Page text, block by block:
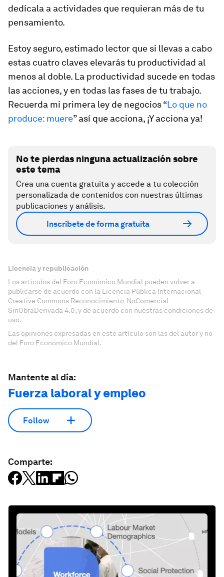
dedícala a actividades que requieran más de tu
pensamiento.
Estoy seguro, estimado lector que si llevas a cabo
estas cuatro claves elevarás tu productividad al
menos al doble. La productividad sucede en todas
las acciones, y en todas las fases de tu trabajo.
Recuerda mi primera ley de negocios “Lo que no
produce: muere” así que acciona, ¡Y acciona ya!
No te pierdas ninguna actualización sobre
este tema
Crea una cuenta gratuita y accede a tu colección
personalizada de contenidos con nuestras últimas
publicaciones y análisis.
Inscríbete de forma gratuita
Licencia y republicación
Los artículos del Foro Económico Mundial pueden volver a
publicarse de acuerdo con la Licencia Pública Internacional
Creative Commons Reconocimiento-NoComercial-
SinObraDerivada 4.0, y de acuerdo con nuestras condiciones de
uso.
Las opiniones expresadas en este artículo son las del autor y no
del Foro Económico Mundial.
Mantente al día:
Fuerza laboral y empleo
Follow
Comparte: